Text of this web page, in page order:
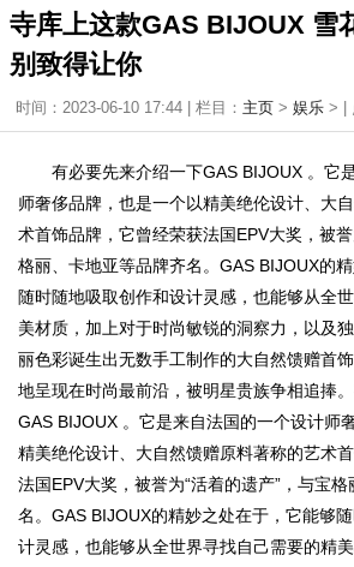
寺库上这款GAS BIJOUX 雪
别致得让你
时间：2023-06-10 17:44 | 栏目： 主页 > 娱乐 > |
有必要先来介绍一下GAS BIJOUX 。它
师奢侈品牌，也是一个以精美绝伦设计、大
术首饰品牌，它曾经荣获法国EPV大奖，被
格丽、卡地亚等品牌齐名。GAS BIJOUX的
随时随地吸取创作和设计灵感，也能够从全
美材质，加上对于时尚敏锐的洞察力，以及
丽色彩诞生出无数手工制作的大自然馈赠首
地呈现在时尚最前沿，被明星贵族争相追捧
GAS BIJOUX 。它是来自法国的一个设计师
精美绝伦设计、大自然馈赠原料著称的艺术
法国EPV大奖，被誉为“活着的遗产”，与宝
名。GAS BIJOUX的精妙之处在于，它能够
计灵感，也能够从全世界寻找自己需要的精